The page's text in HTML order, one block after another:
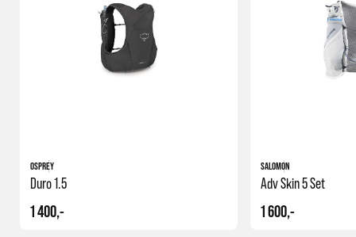
OSPREY
Duro 1.5
1 400,-
SALOMON
Adv Skin 5 Set
1 600,-